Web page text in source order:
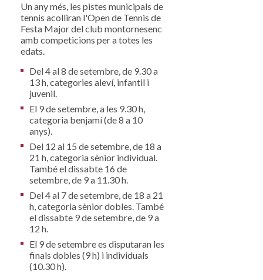
Un any més, les pistes municipals de
tennis acolliran l'Open de Tennis de
Festa Major del club montornesenc
amb competicions per a totes les
edats.
Del 4 al 8 de setembre, de 9.30 a
13 h, categories aleví, infantil i
juvenil.
El 9 de setembre, a les 9.30 h,
categoria benjamí (de 8 a 10
anys).
Del 12 al 15 de setembre, de 18 a
21 h, categoria sènior individual.
També el dissabte 16 de
setembre, de 9 a 11.30 h.
Del 4 al 7 de setembre, de 18 a 21
h, categoria sènior dobles. També
el dissabte 9 de setembre, de 9 a
12 h.
El 9 de setembre es disputaran les
finals dobles (9 h) i individuals
(10.30 h).